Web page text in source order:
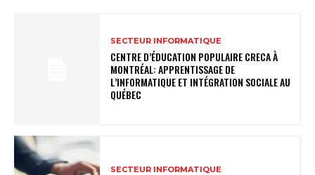
SECTEUR INFORMATIQUE
CENTRE D’ÉDUCATION POPULAIRE CRECA À
MONTRÉAL: APPRENTISSAGE DE
L’INFORMATIQUE ET INTÉGRATION SOCIALE AU
QUÉBEC
SECTEUR INFORMATIQUE